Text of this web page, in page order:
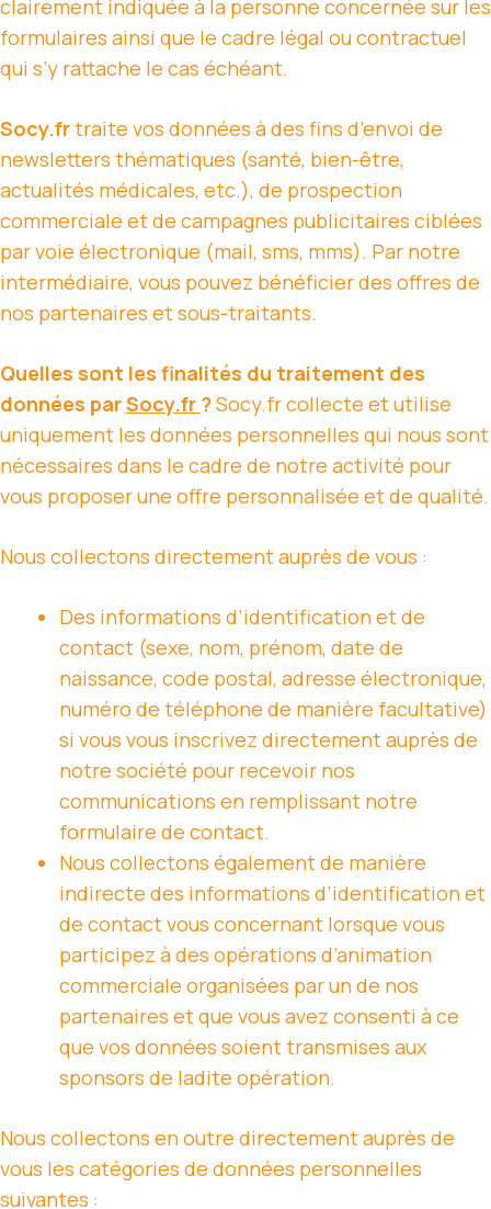
clairement indiquée à la personne concernée sur les
formulaires ainsi que le cadre légal ou contractuel
qui s’y rattache le cas échéant.
Socy.frtraite vos données à des fins d’envoi de
newsletters thématiques (santé, bien-être,
actualités médicales, etc.), de prospection
commerciale et de campagnes publicitaires ciblées
par voie électronique (mail, sms, mms). Par notre
intermédiaire, vous pouvez bénéficier des offres de
nos partenaires et sous-traitants.
Quelles sont les finalités du traitement des
données parSocy.fr ?Socy.fr collecte et utilise
uniquement les données personnelles qui nous sont
nécessaires dans le cadre de notre activité pour
vous proposer une offre personnalisée et de qualité.
Nous collectons directement auprès de vous :
Des informations d’identification et de
contact (sexe, nom, prénom, date de
naissance, code postal, adresse électronique,
numéro de téléphone de manière facultative)
si vous vous inscrivez directement auprès de
notre société pour recevoir nos
communications en remplissant notre
formulaire de contact.
Nous collectons également de manière
indirecte des informations d’identification et
de contact vous concernant lorsque vous
participez à des opérations d’animation
commerciale organisées par un de nos
partenaires et que vous avez consenti à ce
que vos données soient transmises aux
sponsors de ladite opération.
Nous collectons en outre directement auprès de
vous les catégories de données personnelles
suivantes :